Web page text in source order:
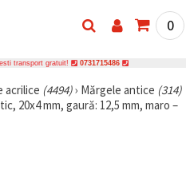
0
transport gratuit! 0731715486
acrilice (4494)› Mărgele antice (314)
20x4 mm, gaură: 12,5 mm, maro –